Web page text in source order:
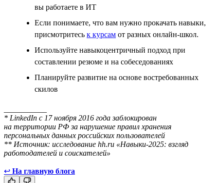
вы работаете в ИТ
Если понимаете, что вам нужно прокачать навыки,
присмотритесь к курсам от разных онлайн-школ.
Используйте навыкоцентричный подход при
составлении резюме и на собеседованиях
Планируйте развитие на основе востребованных
скилов
* LinkedIn с 17 ноября 2016 года заблокирован
на территории РФ за нарушение правил хранения
персональных данных российских пользователей
** Источник: исследование hh.ru «Навыки-2025: взгляд
работодателей и соискателей»
↩ На главную блога